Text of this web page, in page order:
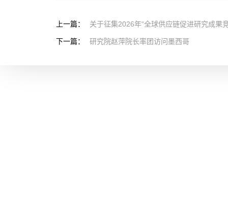
上一篇： 关于征集2026年“全球供应链促进研究成果
下一篇： 研究院赵萍院长率团访问墨西哥